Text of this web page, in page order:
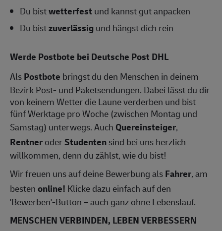
Du bistwetterfest und kannst gut anpacken
Du bistzuverlässigund hängst dich rein
Werde Postbote bei Deutsche Post DHL
AlsPostbote bringst du den Menschen in deinem
Bezirk Post- und Paketsendungen. Dabei lässt du dir
von keinem Wetter die Laune verderben und bist
fünf Werktage pro Woche (zwischen Montag und
Samstag) unterwegs. Auch Quereinsteiger,
RentneroderStudentensind bei uns herzlich
willkommen, denn du zählst, wie du bist!
Wir freuen uns auf deine Bewerbung alsFahrer, am
bestenonline! Klicke dazu einfach auf den
'Bewerben'-Button – auch ganz ohne Lebenslauf.
MENSCHEN VERBINDEN, LEBEN VERBESSERN